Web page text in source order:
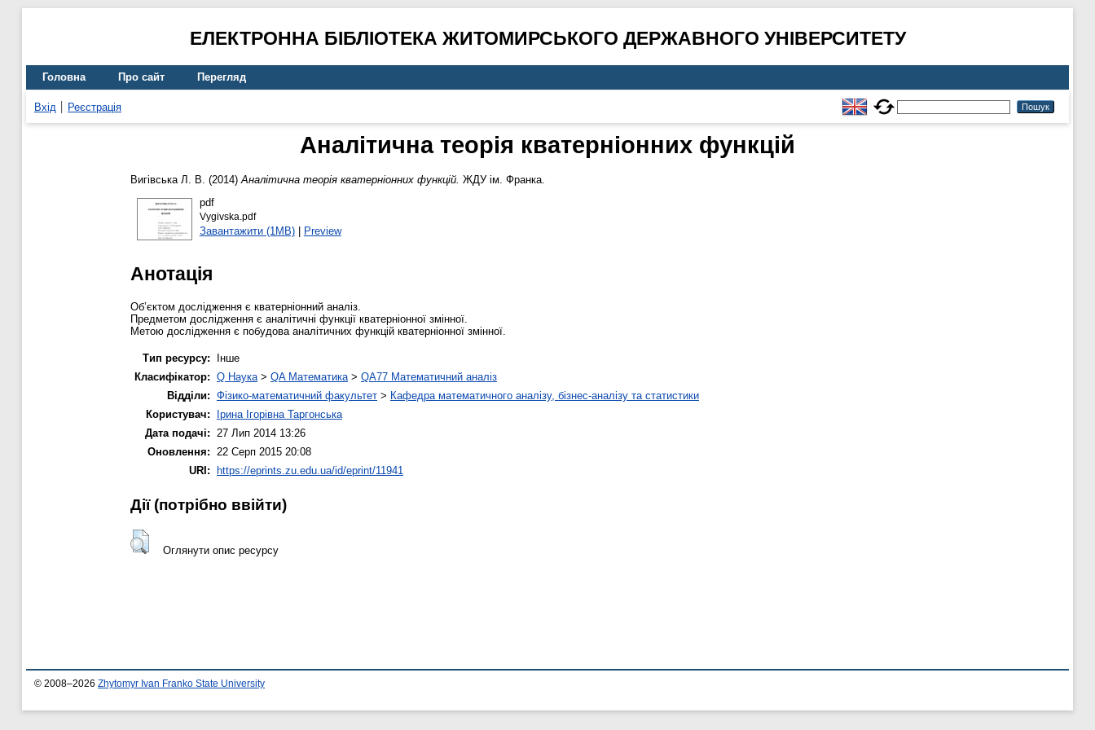
ЕЛЕКТРОННА БІБЛІОТЕКА ЖИТОМИРСЬКОГО ДЕРЖАВНОГО УНІВЕРСИТЕТУ
Головна Про сайт Перегляд
Вхід Реєстрація
Аналітична теорія кватерніонних функцій
Вигівська Л. В. (2014)Аналітична теорія кватерніонних функцій. ЖДУ ім. Франка.
pdf
Vygivska.pdf
Завантажити (1MB)| Preview
Анотація
Об’єктом дослідження є кватерніонний аналіз.
Предметом дослідження є аналітичні функції кватерніонної змінної.
Метою дослідження є побудова аналітичних функцій кватерніонної змінної.
Тип ресурсу:
Інше
Класифікатор: Q Наука > QA Математика > QA77 Математичний аналіз
Відділи: Фізико-математичний факультет > Кафедра математичного аналізу, бізнес-аналізу та статистики
Користувач:
Ірина Ігорівна Таргонська
Дата подачі:
27 Лип 2014 13:26
Оновлення:
22 Серп 2015 20:08
URI: https://eprints.zu.edu.ua/id/eprint/11941
Дії ​​(потрібно ввійти)
Оглянути опис ресурсу
© 2008–2026 Zhytomyr Ivan Franko State University